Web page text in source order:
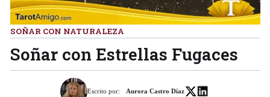
SOÑAR CON NATURALEZA
Soñar con Estrellas Fugaces
Escrito por: Aurora Castro Díaz